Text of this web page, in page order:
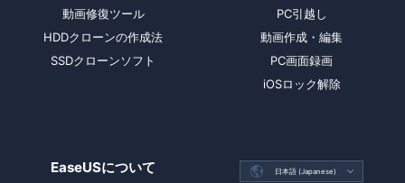
動画修復ツール
HDDクローンの作成法
SSDクローンソフト
PC引越し
動画作成・編集
PC画面録画
iOSロック解除
EaseUSについて  日本語 (Japanese) 